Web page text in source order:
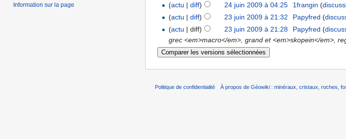
(actu |diff) 24 juin 2009 à 04:25 1frangin (
(actu |diff) 23 juin 2009 à 21:32 Papyfred (
(actu | diff) 23 juin 2009 à 21:28 Papyfred (
grec <em>macro</em>, grand et <em>skopein</em>,
Information sur la page
Politique de confidentialité À propos de Géowiki : minéraux, cristaux, roches,